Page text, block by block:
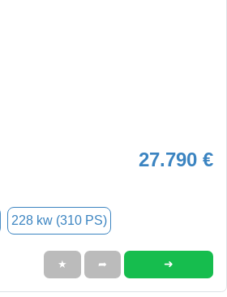
27.790 €
228 kw (310 PS)
★ ➦ ➜